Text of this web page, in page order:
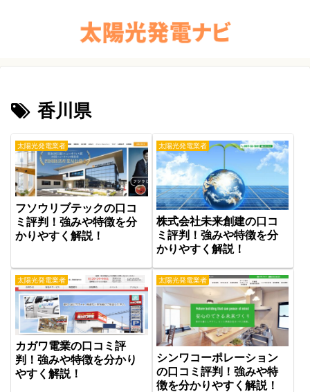
香川県
太陽光発電業者
フソウリブテックの口コ
ミ評判！強みや特徴を分
かりやすく解説！
太陽光発電業者
株式会社未来創建の口コ
ミ評判！強みや特徴を分
かりやすく解説！
太陽光発電業者
カガワ電業の口コミ評
判！強みや特徴を分かり
やすく解説！
太陽光発電業者
シンワコーポレーション
の口コミ評判！強みや特
徴を分かりやすく解説！